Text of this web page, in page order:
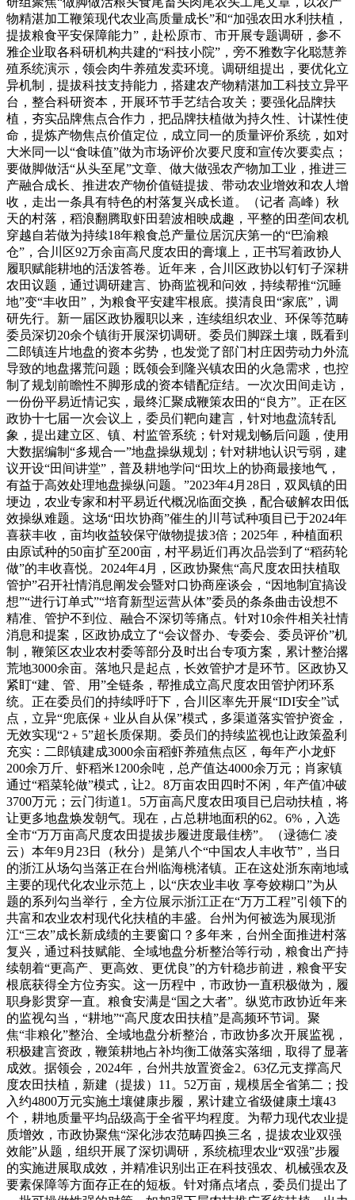
物精湛加工鞭策现代农业高质量成长”和“加强农田水利扶植，
提拔粮食平安保障能力”，赴松原市、市开展专题调研，参不
雅企业取各科研机构共建的“科技小院”，旁不雅数字化聪慧养
殖系统演示，领会肉牛养殖发卖环境。调研组提出，要优化立
异机制，提拔科技支持能力，搭建农产物精湛加工科技立异平
台，整合科研资本，开展环节手艺结合攻关；要强化品牌扶
植，夯实品牌焦点合作力，把品牌扶植做为持久性、计谋性使
命，提炼产物焦点价值定位，成立同一的质量评价系统，如对
大米同一以“食味值”做为市场评价次要尺度和宣传次要卖点；
要做脚做活“从头至尾”文章、做大做强农产物加工业，推进三
产融合成长、推进农产物价值链提拔、带动农业增效和农人增
收，走出一条具有特色的村落复兴成长道。（记者 高峰）秋
天的村落，稻浪翻腾取虾田碧波相映成趣，平整的田垄间农机
穿越自若做为持续18年粮食总产量位居沉庆第一的“巴渝粮
仓”，合川区92万余亩高尺度农田的膏壤上，正书写着政协人
履职赋能耕地的活泼答卷。近年来，合川区政协以钉钉子深耕
农田议题，通过调研建言、协商监视和问效，持续帮推“沉睡
地”变“丰收田”，为粮食平安建牢根底。摸清良田“家底”，调
研先行。新一届区政协履职以来，连续组织农业、环保等范畴
委员深切20余个镇街开展深切调研。委员们脚踩土壤，既看到
二郎镇连片地盘的资本劣势，也发觉了部门村庄因劳动力外流
导致的地盘撂荒问题；既领会到隆兴镇农田的火急需求，也控
制了规划前瞻性不脚形成的资本错配症结。一次次田间走访，
一份份平易近情记实，最终汇聚成鞭策农田的“良方”。正在区
政协十七届一次会议上，委员们靶向建言，针对地盘流转乱
象，提出建立区、镇、村监管系统；针对规划畅后问题，使用
大数据编制“多规合一”地盘操纵规划；针对耕地认识亏弱，建
议开设“田间讲堂”，普及耕地学问“田坎上的协商最接地气，
有益于高效处理地盘操纵问题。”2023年4月28日，双凤镇的田
埂边，农业专家和村平易近代概况临面交换，配合破解农田低
效操纵难题。这场“田坎协商”催生的川芎试种项目已于2024年
喜获丰收，亩均收益较保守做物提拔3倍；2025年，种植面积
由原试种的50亩扩至200亩，村平易近们再次品尝到了“稻药轮
做”的丰收喜悦。2024年4月，区政协聚焦“高尺度农田扶植取
管护”召开社情消息阐发会暨对口协商座谈会，“因地制宜搞设
想”“进行订单式”“培育新型运营从体”委员的条条曲击设想不
精准、管护不到位、融合不深切等痛点。针对10余件相关社情
消息和提案，区政协成立了“会议督办、专委会、委员评价”机
制，鞭策区农业农村委等部分及时出台专项方案，累计整治撂
荒地3000余亩。落地只是起点，长效管护才是环节。区政协又
紧盯“建、管、用”全链条，帮推成立高尺度农田管护闭环系
统。正在委员们的持续呼吁下，合川区率先开展“IDI安全”试
点，立异“兜底保﹢业从自从保”模式，多渠道落实管护资金，
无效实现“2﹢5”超长质保期。委员们的持续监视也让政策盈利
充实：二郎镇建成3000余亩稻虾养殖焦点区，每年产小龙虾
200余万斤、虾稻米1200余吨，总产值达4000余万元；肖家镇
通过“稻菜轮做”模式，让2。8万亩农田四时不闲，年产值冲破
3700万元；云门街道1。5万亩高尺度农田项目已启动扶植，将
让更多地盘焕发朝气。现在，占总耕地面积的62。6%，入选
全市“万万亩高尺度农田提拔步履进度最佳榜”。（逯德仁 凌
云）本年9月23日（秋分）是第八个“中国农人丰收节”，当日
的浙江从场勾当落正在台州临海桃渚镇。正在这处浙东南地域
主要的现代化农业示范上，以“庆农业丰收 享夸姣糊口”为从
题的系列勾当举行，全方位展示浙江正在“万万工程”引领下的
共富和农业农村现代化扶植的丰盛。台州为何被选为展现浙
江“三农”成长新成绩的主要窗口？多年来，台州全面推进村落
复兴，通过科技赋能、全域地盘分析整治等行动，粮食出产持
续朝着“更高产、更高效、更优良”的方针稳步前进，粮食平安
根底获得全方位夯实。这一历程中，市政协一直积极做为，履
职身影贯穿一直。粮食安满是“国之大者”。纵览市政协近年来
的监视勾当，“耕地”“高尺度农田扶植”是高频环节词。聚
焦“非粮化”整治、全域地盘分析整治，市政协多次开展监视，
积极建言资政，鞭策耕地占补均衡工做落实落细，取得了显著
成效。据领会，2024年，台州共放置资金2。63亿元支撑高尺
度农田扶植，新建（提拔）11。52万亩，规模居全省第二；投
入约4800万元实施土壤健康步履，累计建立省级健康土壤43
个，耕地质量平均品级高于全省平均程度。为帮力现代农业提
质增效，市政协聚焦“深化涉农范畴四换三名，提拔农业双强
效能”从题，组织开展了深切调研，系统梳理农业“双强”步履
的实施进展取成效，并精准识别出正在科技强农、机械强农及
要素保障等方面存正在的短板。针对痛点堵点，委员们提出了